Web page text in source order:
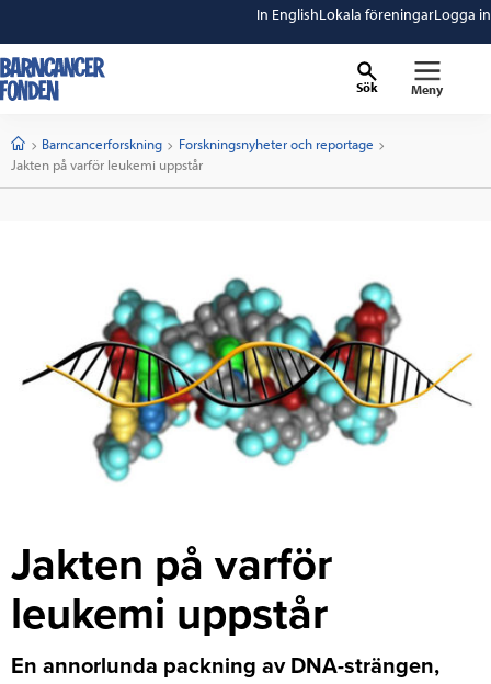
In EnglishLokala föreningarLogga in
Sök Meny
StartBarncancerforskning
Forskningsnyheter och reportage
Current:
Jakten på varför leukemi uppstår
Jakten på varför
leukemi uppstår
En annorlunda packning av DNA-strängen,